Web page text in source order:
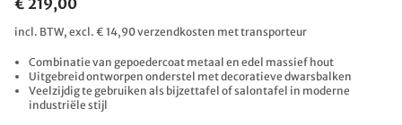
€ 219,00
incl. BTW, excl. € 14,90 verzendkosten met transporteur
Combinatie van gepoedercoat metaal en edel massief hout
Uitgebreid ontworpen onderstel met decoratieve dwarsbalken
Veelzijdig te gebruiken als bijzettafel of salontafel in moderne
industriële stijl